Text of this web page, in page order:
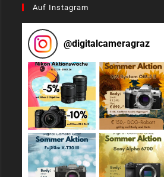
Auf Instagram
@digitalcameragraz